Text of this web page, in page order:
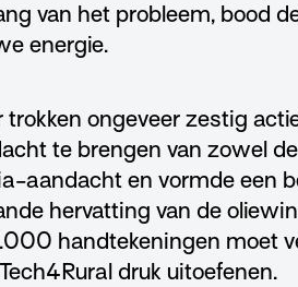
van het probleem, bood
energie.
trokken ongeveer zestig
te brengen van zowel
aandacht en vormde een
hervatting van de
handtekeningen moet
druk uitoefenen.